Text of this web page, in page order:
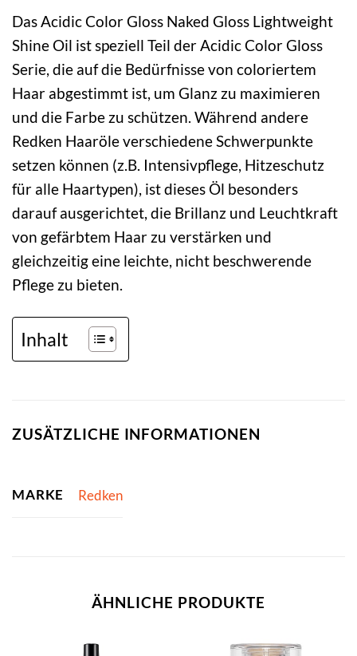
Das Acidic Color Gloss Naked Gloss Lightweight
Shine Oil ist speziell Teil der Acidic Color Gloss
Serie, die auf die Bedürfnisse von coloriertem
Haar abgestimmt ist, um Glanz zu maximieren
und die Farbe zu schützen. Während andere
Redken Haaröle verschiedene Schwerpunkte
setzen können (z.B. Intensivpflege, Hitzeschutz
für alle Haartypen), ist dieses Öl besonders
darauf ausgerichtet, die Brillanz und Leuchtkraft
von gefärbtem Haar zu verstärken und
gleichzeitig eine leichte, nicht beschwerende
Pflege zu bieten.
Inhalt
ZUSÄTZLICHE INFORMATIONEN
MARKE Redken
ÄHNLICHE PRODUKTE